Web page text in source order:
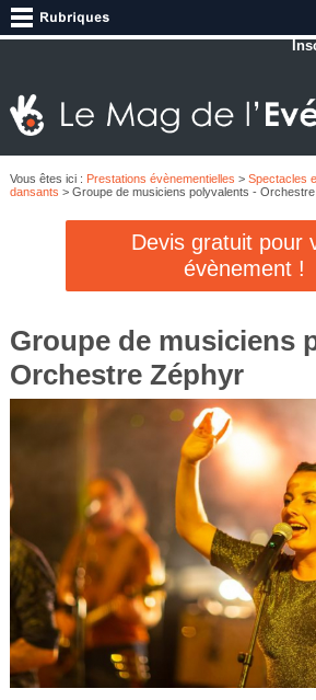
Vous êtes ici : Prestations évènementielles > Spectacles
dansants > Groupe de musiciens polyvalents -
Devis gratuit pour
évènement !
Groupe de musiciens
Orchestre Zéphyr